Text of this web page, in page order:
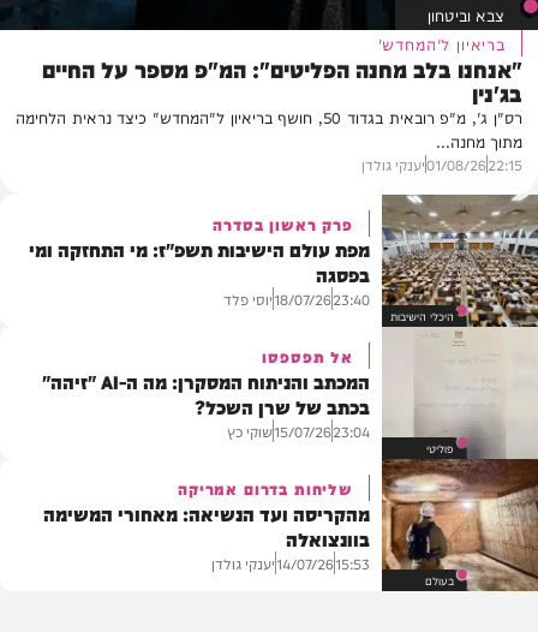
היכלי הישיבות
פרק ראשון בסדרה
מפת עולם הישיבות תשפ"ז: מי התחזקה ומי
בפסגה
23:40
18/07/26יוסי פלד
פוליטי
אל תפספסו
המכתב והניתוח המסקרן: מה ה-AI "זיהה"
בכתב של שרן השכל?
23:04
15/07/26שוקי כץ
בעולם
שליחות בדרום אמריקה
מהקריסה ועד הנשיאה: מאחורי המשימה
בוונצואלה
15:53
14/07/26יענקי גולדן
צבא וביטחון
בריאיון ל'המחדש'
"אנחנו בלב מחנה הפליטים": המ"פ מספר על החיים
בג'נין
רס"ן ג', מ"פ רובאית בגדוד 50, חושף בריאיון ל"המחדש" כיצד נראית הלחימה
מתוך מחנה...
22:15
01/08/26יענקי גולדן